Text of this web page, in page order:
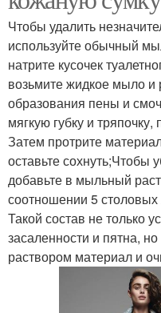
Чтобы удалить
используйте обычный
натрите кусочек
возьмите жидкое мыло
образования пены и
мягкую губку и
Затем протрите
оставьте сохнуть;Чтобы
добавьте в мыльный
соотношении 5
Такой состав не только
засаленности и пятна,
раствором материал и